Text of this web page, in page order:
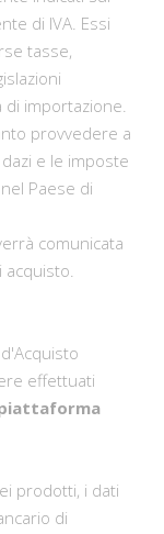
di IVA. Essi
tasse,
di importazione.
provvedere a
e le imposte
Paese di
comunicata
acquisto.
effettuati
prodotti, i dati
di